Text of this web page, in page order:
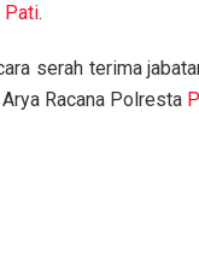
Pati.
serah terima
Racana Polresta